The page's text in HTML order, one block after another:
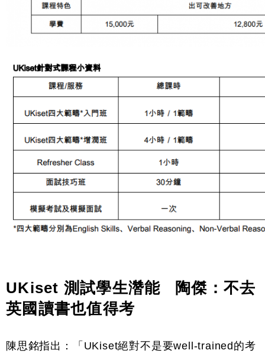
UKiset 測試學生濳能   陶傑：不去
英國讀書也值得考
陳思銘指出：「UKiset絕對不是要well-trained的考